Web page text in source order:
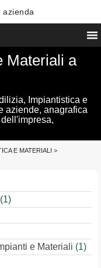
Materiali a
Impiantistica e
aziende, anagrafica
E MATERIALI >
(1)
e Materiali (1)